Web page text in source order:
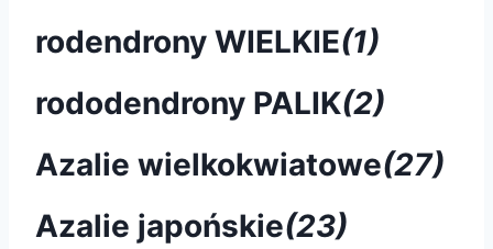
rodendrony WIELKIE(1)
rododendrony PALIK(2)
Azalie wielkokwiatowe(27)
Azalie japońskie(23)